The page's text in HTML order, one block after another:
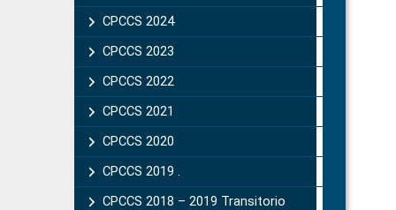
CPCCS 2024
CPCCS 2023
CPCCS 2022
CPCCS 2021
CPCCS 2020
CPCCS 2019 .
CPCCS 2018 – 2019 Transitorio